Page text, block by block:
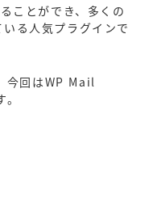
ことができ、多くの
る人気プラグインで
今回はWP Mail